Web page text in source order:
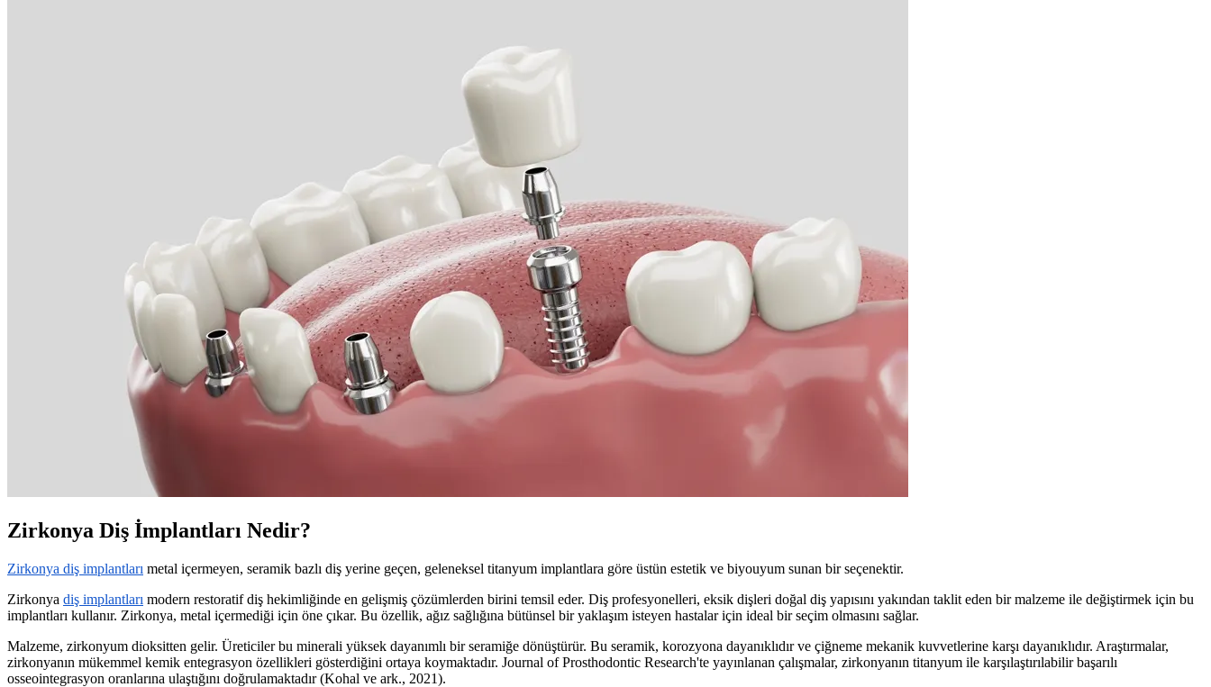
Zirkonya Diş İmplantları Nedir?
Zirkonya diş implantları metal içermeyen, seramik bazlı diş yerine geçen, geleneksel titanyum implantlara göre üstün estetik ve biyouyum sunan bir seçenektir.
Zirkonya diş implantları modern restoratif diş hekimliğinde en gelişmiş çözümlerden birini temsil eder. Diş profesyonelleri, eksik dişleri doğal diş yapısını yakından taklit eden bir malzeme ile değiştirmek için bu
implantları kullanır. Zirkonya, metal içermediği için öne çıkar. Bu özellik, ağız sağlığına bütünsel bir yaklaşım isteyen hastalar için ideal bir seçim olmasını sağlar.
Malzeme, zirkonyum dioksitten gelir. Üreticiler bu minerali yüksek dayanımlı bir seramiğe dönüştürür. Bu seramik, korozyona dayanıklıdır ve çiğneme mekanik kuvvetlerine karşı dayanıklıdır. Araştırmalar,
zirkonyanın mükemmel kemik entegrasyon özellikleri gösterdiğini ortaya koymaktadır. Journal of Prosthodontic Research'te yayınlanan çalışmalar, zirkonyanın titanyum ile karşılaştırılabilir başarılı
osseointegrasyon oranlarına ulaştığını doğrulamaktadır (Kohal ve ark., 2021).